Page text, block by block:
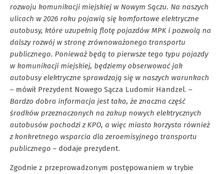
rozwoju komunikacji miejskiej w Nowym Sączu. Na naszych
ulicach w 2026 roku pojawią się komfortowe elektryczne
autobusy, które uzupełnią flotę pojazdów MPK i pozwolą na
dalszy rozwój w stronę zrównoważonego transportu
publicznego. Ponieważ będą to pierwsze tego typu pojazdy
w komunikacji miejskiej, będziemy obserwować jak
autobusy elektryczne sprawdzają się w naszych warunkach
– mówił Prezydent Nowego Sącza Ludomir Handzel. –
Bardzo dobra informacja jest taka, że znaczna część
środków przeznaczonych na zakup nowych elektrycznych
autobusów pochodzi z KPO, a więc miasto korzysta również
z konkretnego wsparcia dla zeroemisyjnego transportu
publicznego – dodaje prezydent.
Zgodnie z przeprowadzonym postępowaniem w trybie